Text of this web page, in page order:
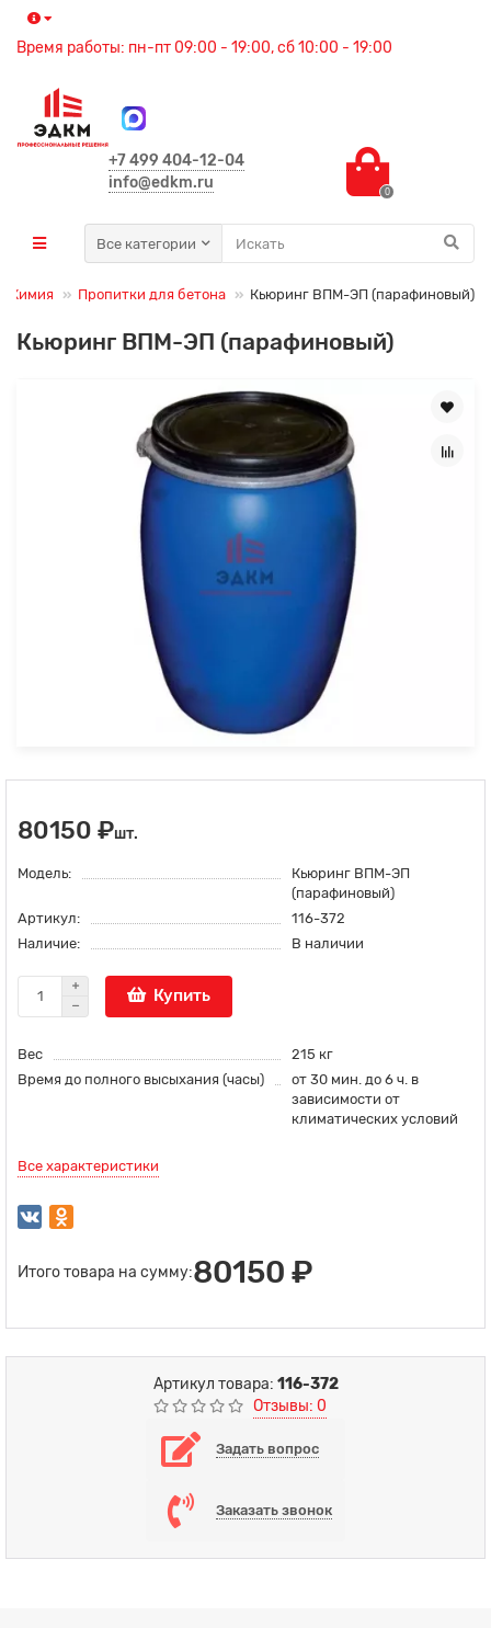
Время работы: пн-пт 09:00 - 19:00, сб 10:00 - 19:00
+7 499 404-12-04
info@edkm.ru
0
Все категории
Химия Пропитки для бетона Кьюринг ВПМ-ЭП (парафиновый)
Кьюринг ВПМ-ЭП (парафиновый)
80150 ₽шт.
Модель:
Кьюринг ВПМ-ЭП
(парафиновый)
Артикул:
116-372
Наличие:
В наличии
Купить
Вес
215 кг
Время до полного высыхания (часы)
от 30 мин. до 6 ч. в
зависимости от
климатических условий
Все характеристики
Итого товара на сумму:80150 ₽
Артикул товара: 116-372
Отзывы: 0
Задать вопрос
Заказать звонок